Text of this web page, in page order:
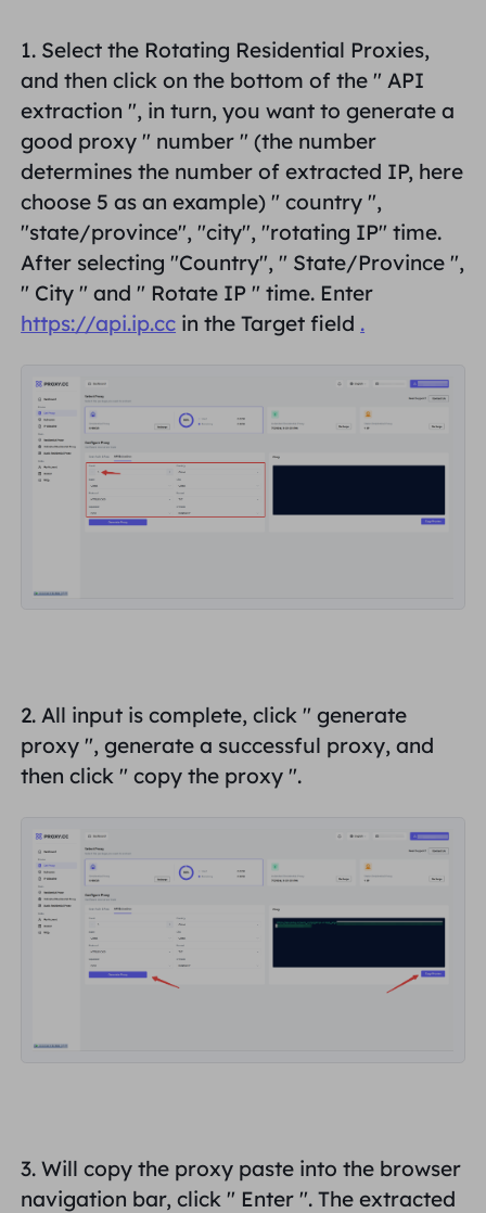
1. Select the Rotating Residential Proxies,
and then click on the bottom of the "API
extraction ", in turn, you want to generate a
good proxy " number " (the number
determines the number of extracted IP, here
choose 5 as an example) "country ",
"state/province", "city", "rotating IP" time.
After selecting "Country", " State/Province ",
" City " and " Rotate IP " time. Enter
https://api.ip.cc in the Target field .
2. All input is complete, click "generate
proxy ", generate a successful proxy, and
then click "copy the proxy ".
3. Will copy the proxy paste into the browser
navigation bar, click " Enter ". The extracted